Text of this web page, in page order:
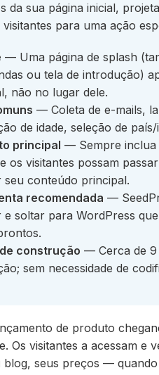
da sua página inicial,
para uma ação
— Uma página de splash
ou tela de introdução)
não no lugar dele.
— Coleta de e-mails,
de idade, seleção de
principal — Sempre inclua
os visitantes possam
seu conteúdo principal.
recomendada —
e soltar para WordPress
construção — Cerca de 9
sem necessidade de
de produto
Os visitantes a acessam e
blog, seus preços —